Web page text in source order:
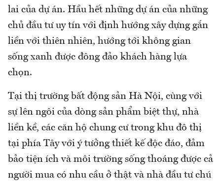
lai của dự án. Hầu hết những dự án của những
chủ đầu tư uy tín với định hướng xây dựng gắn
liền với thiên nhiên, hướng tới không gian
sống xanh được đông đảo khách hàng lựa
chọn.
Tại thị trường bất động sản Hà Nội, cùng với
sự lên ngôi của dòng sản phẩm biệt thự, nhà
liền kề, các căn hộ chung cư trong khu đô thị
tại phía Tây với ý tưởng thiết kế độc đáo, đảm
bảo tiện ích và môi trường sống thoáng được cả
người mua có nhu cầu ở thật và nhà đầu tư chú